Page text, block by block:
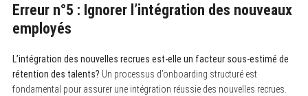
Erreur n°5 : Ignorer l’intégration des nouveaux
employés
L’intégration des nouvelles recrues est-elle un facteur sous-estimé de
rétention des talents? Un processus d’onboarding structuré est
fondamental pour assurer une intégration réussie des nouvelles recrues.